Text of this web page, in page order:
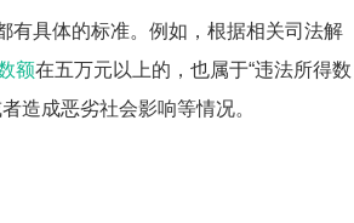
有具体的标准。例如，根据相关司法解
额在五万元以上的，也属于“违法所得数
造成恶劣社会影响等情况。